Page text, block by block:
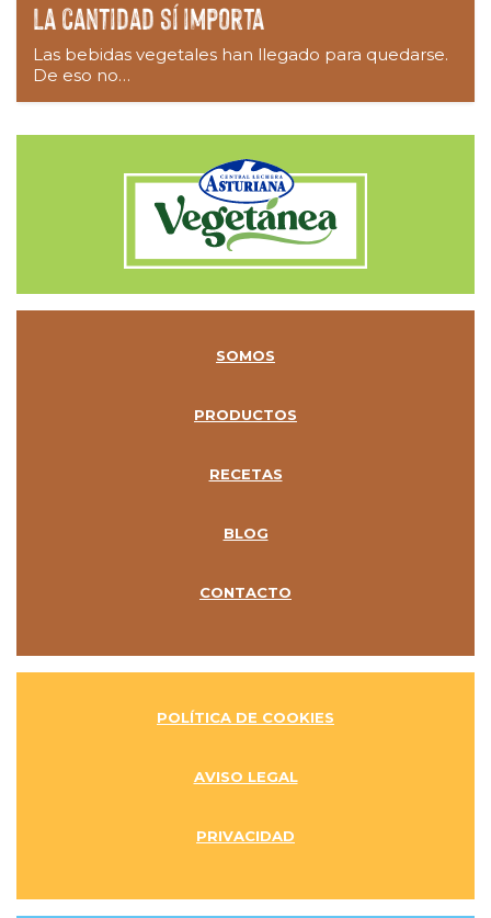
La cantidad sí importa
Las bebidas vegetales han llegado para quedarse.
De eso no…
SOMOS
PRODUCTOS
RECETAS
BLOG
CONTACTO
POLÍTICA DE COOKIES
AVISO LEGAL
PRIVACIDAD